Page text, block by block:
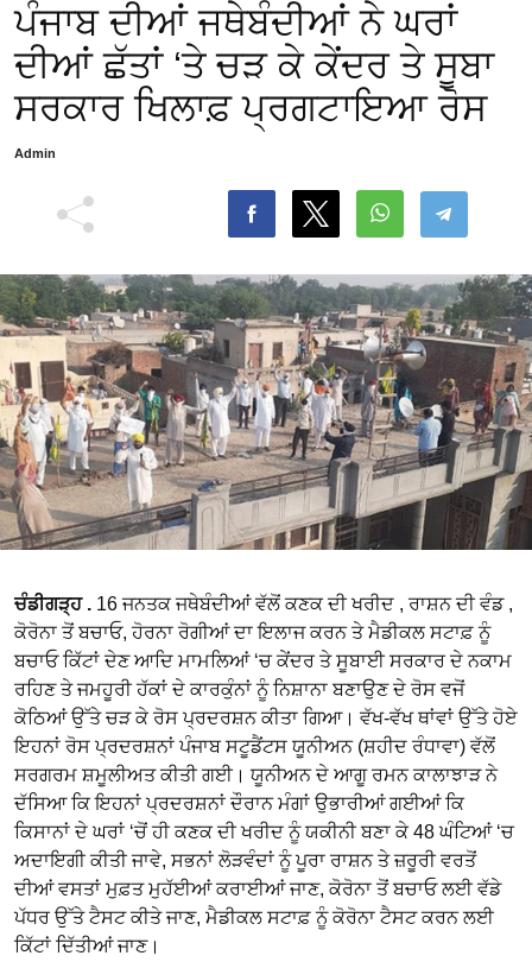
ਪੰਜਾਬ ਦੀਆਂ ਜਥੇਬੰਦੀਆਂ ਨੇ ਘਰਾਂ
ਦੀਆਂ ਛੱਤਾਂ ‘ਤੇ ਚੜ ਕੇ ਕੇਂਦਰ ਤੇ ਸੂਬਾ
ਸਰਕਾਰ ਖਿਲਾਫ਼ ਪ੍ਰਗਟਾਇਆ ਰੋਸ
Admin
ਚੰਡੀਗੜ੍ਹ . 16 ਜਨਤਕ ਜਥੇਬੰਦੀਆਂ ਵੱਲੋਂ ਕਣਕ ਦੀ ਖਰੀਦ , ਰਾਸ਼ਨ ਦੀ ਵੰਡ ,
ਕੋਰੋਨਾ ਤੋਂ ਬਚਾਓ, ਹੋਰਨਾ ਰੋਗੀਆਂ ਦਾ ਇਲਾਜ ਕਰਨ ਤੇ ਮੈਡੀਕਲ ਸਟਾਫ਼ ਨੂੰ
ਬਚਾਓ ਕਿੱਟਾਂ ਦੇਣ ਆਦਿ ਮਾਮਲਿਆਂ ‘ਚ ਕੇਂਦਰ ਤੇ ਸੂਬਾਈ ਸਰਕਾਰ ਦੇ ਨਕਾਮ
ਰਹਿਣ ਤੇ ਜਮਹੂਰੀ ਹੱਕਾਂ ਦੇ ਕਾਰਕੁੰਨਾਂ ਨੂੰ ਨਿਸ਼ਾਨਾ ਬਣਾਉਣ ਦੇ ਰੋਸ ਵਜੋਂ
ਕੋਠਿਆਂ ਉੱਤੇ ਚੜ ਕੇ ਰੋਸ ਪ੍ਰਦਰਸ਼ਨ ਕੀਤਾ ਗਿਆ। ਵੱਖ-ਵੱਖ ਥਾਂਵਾਂ ਉੱਤੇ ਹੋਏ
ਇਹਨਾਂ ਰੋਸ ਪ੍ਰਦਰਸ਼ਨਾਂ ਪੰਜਾਬ ਸਟੂਡੈਂਟਸ ਯੂਨੀਅਨ (ਸ਼ਹੀਦ ਰੰਧਾਵਾ) ਵੱਲੋਂ
ਸਰਗਰਮ ਸ਼ਮੂਲੀਅਤ ਕੀਤੀ ਗਈ। ਯੂਨੀਅਨ ਦੇ ਆਗੂ ਰਮਨ ਕਾਲਾਝਾੜ ਨੇ
ਦੱਸਿਆ ਕਿ ਇਹਨਾਂ ਪ੍ਰਦਰਸ਼ਨਾਂ ਦੌਰਾਨ ਮੰਗਾਂ ਉਭਾਰੀਆਂ ਗਈਆਂ ਕਿ
ਕਿਸਾਨਾਂ ਦੇ ਘਰਾਂ ‘ਚੋਂ ਹੀ ਕਣਕ ਦੀ ਖਰੀਦ ਨੂੰ ਯਕੀਨੀ ਬਣਾ ਕੇ 48 ਘੰਟਿਆਂ ‘ਚ
ਅਦਾਇਗੀ ਕੀਤੀ ਜਾਵੇ, ਸਭਨਾਂ ਲੋੜਵੰਦਾਂ ਨੂੰ ਪੂਰਾ ਰਾਸ਼ਨ ਤੇ ਜ਼ਰੂਰੀ ਵਰਤੋਂ
ਦੀਆਂ ਵਸਤਾਂ ਮੁਫ਼ਤ ਮੁਹੱਈਆਂ ਕਰਾਈਆਂ ਜਾਣ, ਕੋਰੋਨਾ ਤੋਂ ਬਚਾਓ ਲਈ ਵੱਡੇ
ਪੱਧਰ ਉੱਤੇ ਟੈਸਟ ਕੀਤੇ ਜਾਣ, ਮੈਡੀਕਲ ਸਟਾਫ਼ ਨੂੰ ਕੋਰੋਨਾ ਟੈਸਟ ਕਰਨ ਲਈ
ਕਿੱਟਾਂ ਦਿੱਤੀਆਂ ਜਾਣ।